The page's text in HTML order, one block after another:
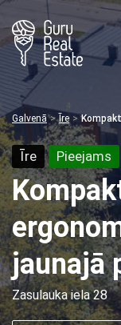
Galvenā Īre
Īre Pieejams
jaunajā
Zasulauka iela 28